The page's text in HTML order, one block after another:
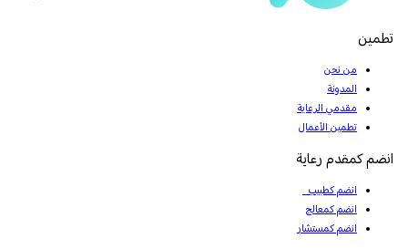
تطمين
من نحن
المدونة
مقدمي الرعاية
تطمين الأعمال
انضم كمقدم رعاية
انضم كطبيب
انضم كمعالج
انضم كمستشار